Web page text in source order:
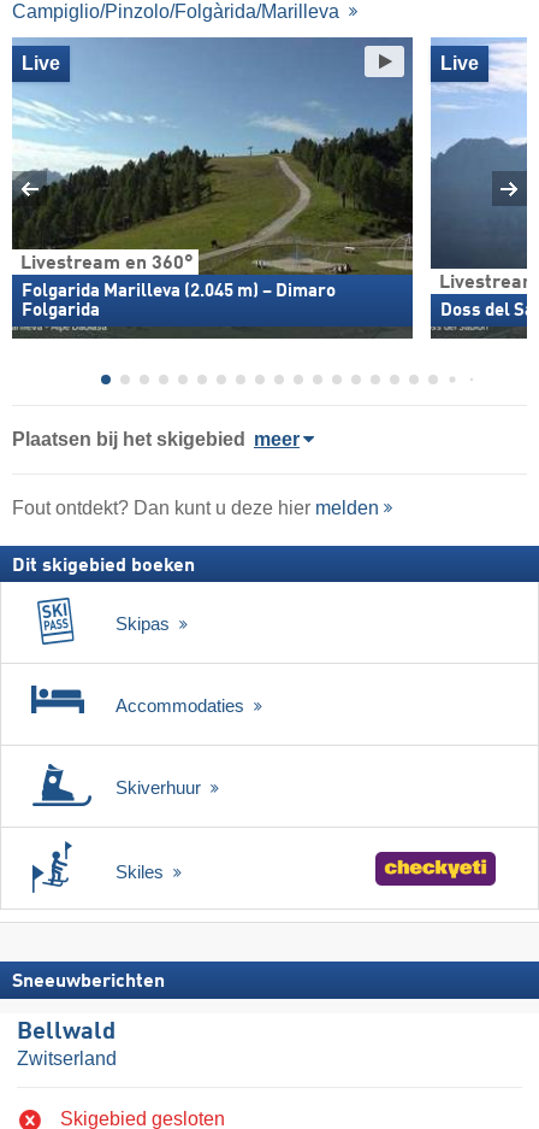
Campiglio/Pinzolo/Folgàrida/Marilleva
Livestream en 360°
Folgarida Marilleva (2.045 m) – Dimaro
Folgarida
Live
Doss del
Live
Plaatsen bij het skigebied meer
Fout ontdekt? Dan kunt u deze hier melden
Dit skigebied boeken
Skipas
Accommodaties
Skiverhuur
Skiles
Sneeuwberichten
Bellwald
Zwitserland
Skigebied gesloten